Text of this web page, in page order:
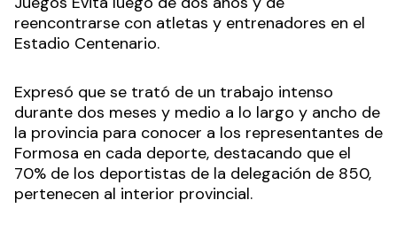
reencontrarse con atletas y entrenadores en el
Estadio Centenario.
Expresó que se trató de un trabajo intenso
durante dos meses y medio a lo largo y ancho de
la provincia para conocer a los representantes de
Formosa en cada deporte, destacando que el
70% de los deportistas de la delegación de 850,
pertenecen al interior provincial.